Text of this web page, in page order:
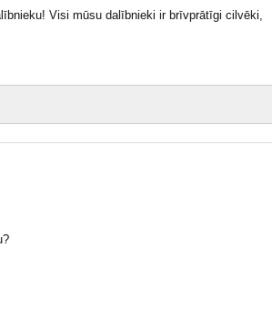
Visi mūsu dalībnieki ir brīvprātīgi cilvēki,